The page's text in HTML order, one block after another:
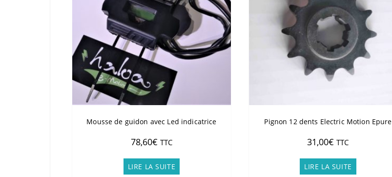
Mousse de guidon avec Led indicatrice
78,60€ TTC
LIRE LA SUITE
Pignon 12 dents Electric Motion Epure
31,00€ TTC
LIRE LA SUITE